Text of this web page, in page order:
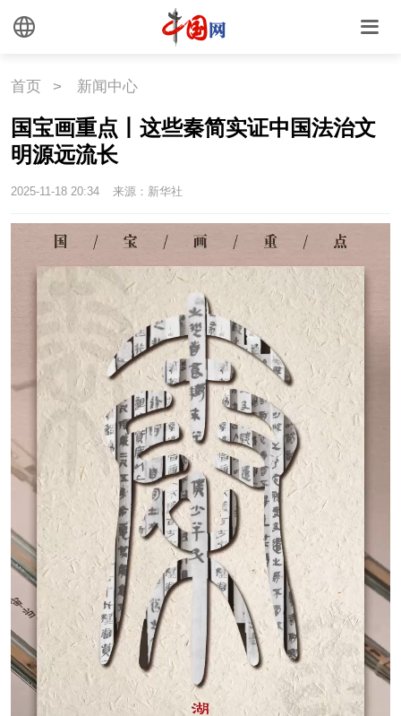
首页 > 新闻中心
国宝画重点丨这些秦简实证中国法治文
明源远流长
2025-11-18 20:34 来源：新华社